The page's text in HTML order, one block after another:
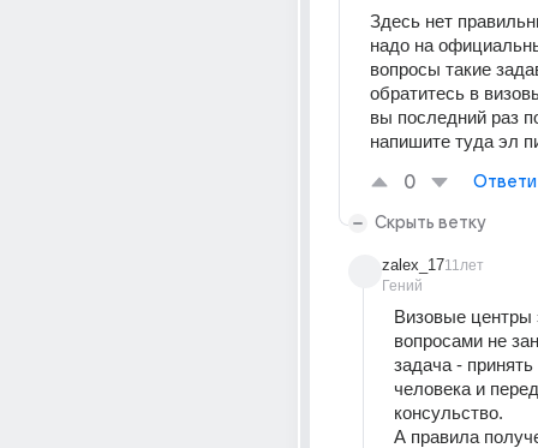
Здесь нет
надо на
вопросы такие
обратитесь в
вы последний раз
напишите туда эл
0
Скрыть ветку
zalex_17
Гений
11лет
Визовые центры
вопросами не
задача -
человека и
консульство.
А правила